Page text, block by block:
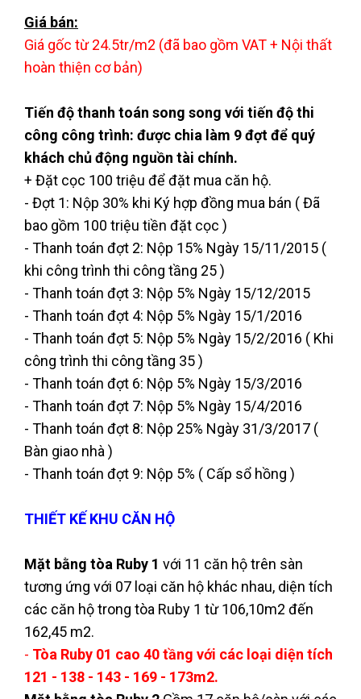
Giá bán:
Giá gốc từ 24.5tr/m2 (đã bao gồm VAT + Nội thất
hoàn thiện cơ bản)
Tiến độ thanh toán song song với tiến độ thi
công công trình: được chia làm 9 đợt để quý
khách chủ động nguồn tài chính.
+ Đặt cọc 100 triệu để đặt mua căn hộ.
- Đợt 1: Nộp 30% khi Ký hợp đồng mua bán ( Đã
bao gồm 100 triệu tiền đặt cọc )
- Thanh toán đợt 2: Nộp 15% Ngày 15/11/2015 (
khi công trình thi công tầng 25 )
- Thanh toán đợt 3: Nộp 5% Ngày 15/12/2015
- Thanh toán đợt 4: Nộp 5% Ngày 15/1/2016
- Thanh toán đợt 5: Nộp 5% Ngày 15/2/2016 ( Khi
công trình thi công tầng 35 )
- Thanh toán đợt 6: Nộp 5% Ngày 15/3/2016
- Thanh toán đợt 7: Nộp 5% Ngày 15/4/2016
- Thanh toán đợt 8: Nộp 25% Ngày 31/3/2017 (
Bàn giao nhà )
- Thanh toán đợt 9: Nộp 5% ( Cấp sổ hồng )
THIẾT KẾ KHU CĂN HỘ
Mặt bằng tòa Ruby 1 với 11 căn hộ trên sàn
tương ứng với 07 loại căn hộ khác nhau, diện tích
các căn hộ trong tòa Ruby 1 từ 106,10m2 đến
162,45 m2.
- Tòa Ruby 01 cao 40 tầng với các loại diện tích
121 - 138 - 143 - 169 - 173m2.